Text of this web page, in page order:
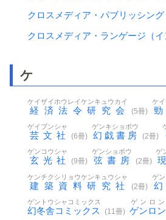
クロスメディア・パブリッシング
クロスメディア・ランゲージ（イ
ケ
経済法令研究会
ケイザイホウレイケンキュウカイ
(5冊)
ケ
芸文社
ゲイブンシャ
(6冊) 幻戯書房
ゲンキショボウ
(2冊)
玄光社
ゲンコウシャ
(9冊) 弦書房
ゲンショボウ
(2冊)
ゲ
建築資料研究社
ケンチクシリョウケンキュウシャ
(2冊)
ゲ
幻冬舎コミックス
ゲントウシャコミックス
(11冊) ゲンロン
ゲンロン